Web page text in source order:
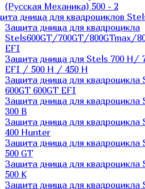
(Русская Механика) 500 - 2
днища для квадроциклов
Защита днища для квадроцикла
Stels600GT/700GT/800GTmax/
EFI
Защита днища для Stels 700 H/
EFI / 500 H / 450 H
Защита днища для квадроцикла
600GT 600GT EFI
Защита днища для квадроцикла
300 B
Защита днища для квадроцикла
400 Hunter
Защита днища для квадроцикла
500 GT
Защита днища для квадроцикла
500 K
Защита днища для квадроцикла